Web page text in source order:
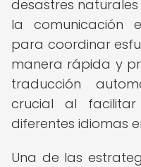
desastres
la comunicación
para coordinar
manera rápida y
traducción
crucial al
diferentes idiomas
Una de las